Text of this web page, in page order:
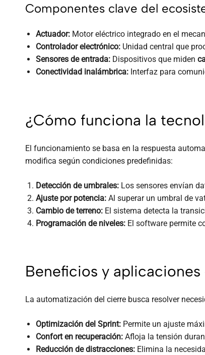
Componentes clave del
Actuador:Motor eléctrico integrado en el
Controlador electrónico:Unidad central que
Sensores de entrada:Dispositivos que miden
Conectividad inalámbrica:Interfaz para
¿Cómo funciona la
El funcionamiento se basa en la respuesta
modifica según condiciones predefinidas:
Detección de umbrales:Los sensores envían
Ajuste por potencia:Al superar un umbral de
Cambio de terreno:El sistema detecta la
Programación de niveles:El software permite
Beneficios y
La automatización del cierre busca resolver
Optimización del Sprint:Permite un ajuste
Confort en recuperación:Afloja la tensión
Reducción de distracciones:Elimina la